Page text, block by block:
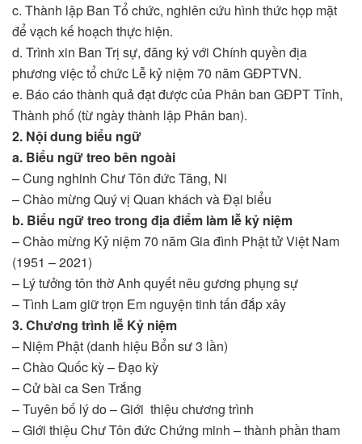
c. Thành lập Ban Tổ chức, nghiên cứu hình thức họp mặt
để vạch kế hoạch thực hiện.
d. Trình xin Ban Trị sự, đăng ký với Chính quyền địa
phương việc tổ chức Lễ kỷ niệm 70 năm GĐPTVN.
e. Báo cáo thành quả đạt được của Phân ban GĐPT Tỉnh,
Thành phố (từ ngày thành lập Phân ban).
2. Nội dung biểu ngữ
a. Biểu ngữ treo bên ngoài
– Cung nghinh Chư Tôn đức Tăng, Ni
– Chào mừng Quý vị Quan khách và Đại biểu
b. Biểu ngữ treo trong địa điểm làm lễ kỷ niệm
– Chào mừng Kỷ niệm 70 năm Gia đình Phật tử Việt Nam
(1951 – 2021)
– Lý tưởng tôn thờ Anh quyết nêu gương phụng sự
– Tình Lam giữ trọn Em nguyện tinh tấn đắp xây
3. Chương trình lễ Kỷ niệm
– Niệm Phật (danh hiệu Bổn sư 3 lần)
– Chào Quốc kỳ – Đạo kỳ
– Cử bài ca Sen Trắng
– Tuyên bố lý do – Giới thiệu chương trình
– Giới thiệu Chư Tôn đức Chứng minh – thành phần tham